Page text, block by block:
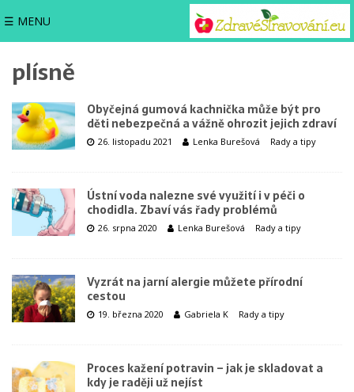
☰ MENU
plísně
Obyčejná gumová kachnička může být pro
děti nebezpečná a vážně ohrozit jejich zdraví
26. listopadu 2021 Lenka Burešová Rady a tipy
Ústní voda nalezne své využití i v péči o
chodidla. Zbaví vás řady problémů
26. srpna 2020 Lenka Burešová Rady a tipy
Vyzrát na jarní alergie můžete přírodní
cestou
19. března 2020 Gabriela K Rady a tipy
Proces kažení potravin – jak je skladovat a
kdy je raději už nejíst